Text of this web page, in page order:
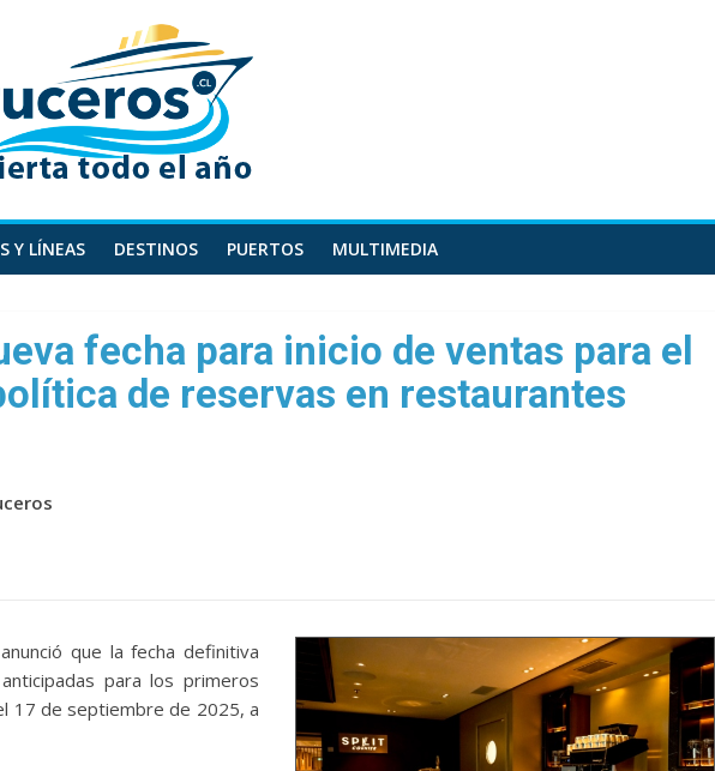
Y LÍNEAS DESTINOS PUERTOS MULTIMEDIA
fecha para inicio de ventas para el
de reservas en restaurantes
anunció que la fecha definitiva
para los primeros
17 de septiembre de 2025, a